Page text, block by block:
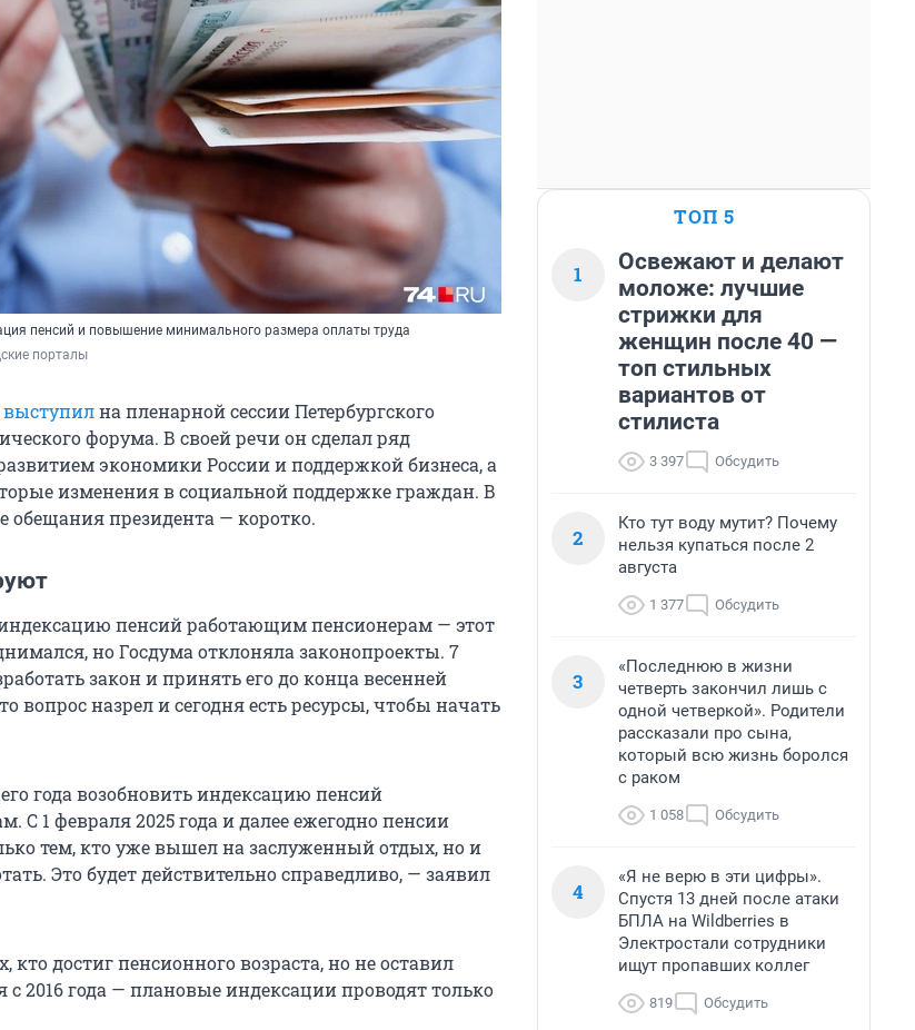
пенсий и повышение минимального размера оплаты труда
порталы
выступилна пленарной сессии Петербургского
форума. В своей речи он сделал ряд
экономики России и поддержкой бизнеса, а
изменения в социальной поддержке граждан. В
обещания президента — коротко.
пенсий работающим пенсионерам — этот
но Госдума отклоняла законопроекты. 7
закон и принять его до конца весенней
вопрос назрел и сегодня есть ресурсы, чтобы начать
года возобновить индексацию пенсий
С 1 февраля 2025 года и далее ежегодно пенсии
тем, кто уже вышел на заслуженный отдых, но и
Это будет действительно справедливо, — заявил
достиг пенсионного возраста, но не оставил
с 2016 года — плановые индексации проводят только
ТОП 5
1
Освежают и делают
моложе: лучшие
стрижки для
женщин после 40 —
топ стильных
вариантов от
стилиста
3 397 Обсудить
2
Кто тут воду мутит? Почему
нельзя купаться после 2
августа
1 377 Обсудить
3
«Последнюю в жизни
четверть закончил лишь с
одной четверкой». Родители
рассказали про сына,
который всю жизнь боролся
с раком
1 058 Обсудить
4
«Я не верю в эти цифры».
Спустя 13 дней после атаки
БПЛА на Wildberries в
Электростали сотрудники
ищут пропавших коллег
819 Обсудить